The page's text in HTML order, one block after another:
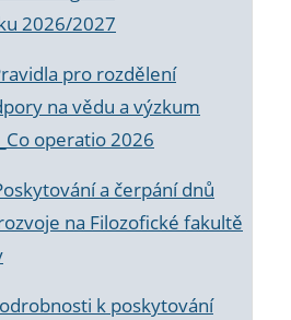
2026/2027
pro rozdělení
na vědu a výzkum
operatio 2026
a čerpání dnů
na Filozofické fakultě
k poskytování